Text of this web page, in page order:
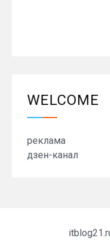
WELCOME
реклама
дзен-канал